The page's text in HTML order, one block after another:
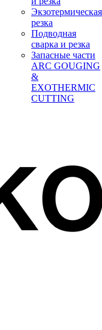
Экзотермическая
резка
Подводная
сварка и резка
Запасные части
ARC GOUGING
&
EXOTHERMIC
CUTTING